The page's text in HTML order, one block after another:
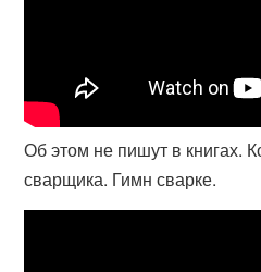
Об этом не пишут в книгах.
сварщика. Гимн сварке.